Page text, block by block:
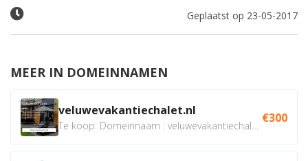
Geplaatst op 23-05-2017
MEER IN DOMEINNAMEN
veluwevakantiechalet.nl €300